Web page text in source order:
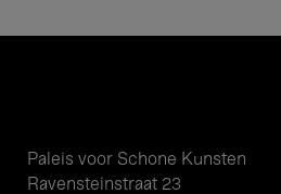
Paleis voor Schone Kunsten
Ravensteinstraat 23